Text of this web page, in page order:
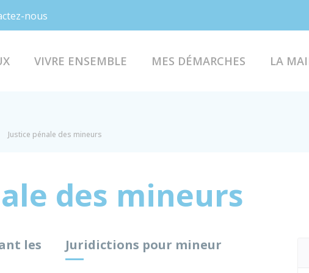
nous
VIVRE ENSEMBLE MES DÉMARCHES LA
Justice pénale des mineurs
des mineurs
les
Juridictions pour mineur